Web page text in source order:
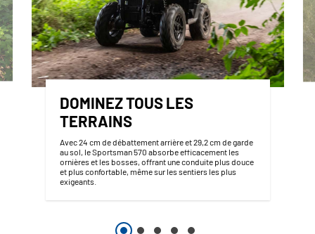
DOMINEZ TOUS LES
TERRAINS
Avec 24 cm de débattement arrière et 29,2 cm de garde
au sol, le Sportsman 570 absorbe efficacement les
ornières et les bosses, offrant une conduite plus douce
et plus confortable, même sur les sentiers les plus
exigeants.